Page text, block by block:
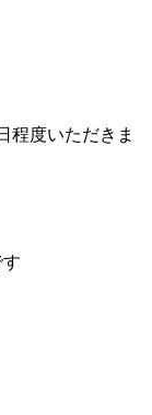
程度いただきま